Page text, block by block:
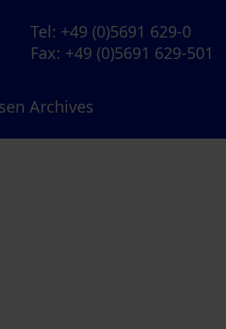
Tel: +49 (0)5691 629-0
Fax: +49 (0)5691 629-501
Archives